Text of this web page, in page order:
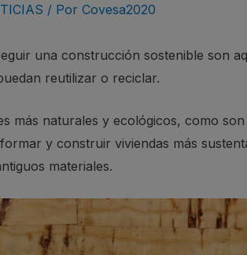
/ Por Covesa2020
una construcción sostenible son
reutilizar o reciclar.
más naturales y ecológicos, como
y construir viviendas más
materiales.